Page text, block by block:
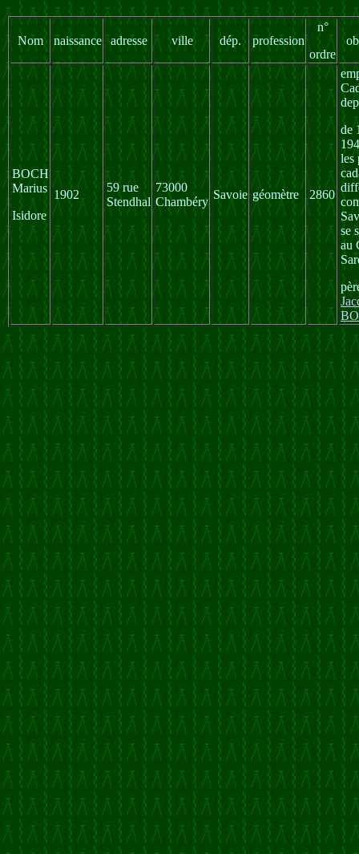
Nom naissance adresse ville dép. profession
n°
ordre
BOCH
Marius
Isidore
1902
59 rue
Stendhal
73000
Chambéry
Savoie géomètre 2860
de
les
se
au